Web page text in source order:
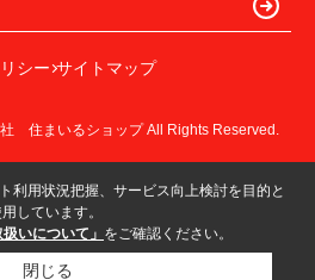
シー サイトマップ
住まいるショップ All Rights Reserved.
利用状況把握、サービス向上検討を目的と
しています。
いについて」 をご確認ください。
閉じる